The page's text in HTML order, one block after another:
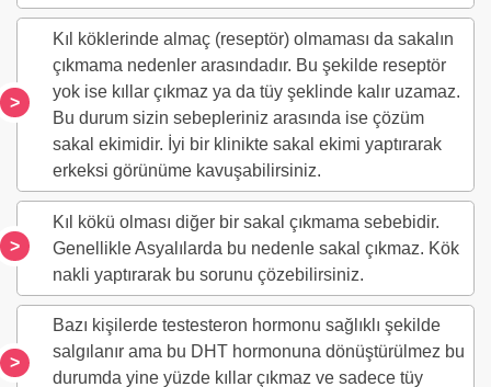
Kıl köklerinde almaç (reseptör) olmaması da sakalın
çıkmama nedenler arasındadır. Bu şekilde reseptör
yok ise kıllar çıkmaz ya da tüy şeklinde kalır uzamaz.
Bu durum sizin sebepleriniz arasında ise çözüm
sakal ekimidir. İyi bir klinikte sakal ekimi yaptırarak
erkeksi görünüme kavuşabilirsiniz.
Kıl kökü olması diğer bir sakal çıkmama sebebidir.
Genellikle Asyalılarda bu nedenle sakal çıkmaz. Kök
nakli yaptırarak bu sorunu çözebilirsiniz.
Bazı kişilerde testesteron hormonu sağlıklı şekilde
salgılanır ama bu DHT hormonuna dönüştürülmez bu
durumda yine yüzde kıllar çıkmaz ve sadece tüy